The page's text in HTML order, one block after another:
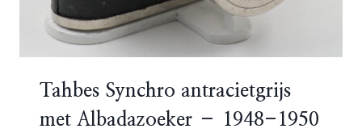
Tahbes Synchro antracietgrijs
met Albadazoeker – 1948-1950